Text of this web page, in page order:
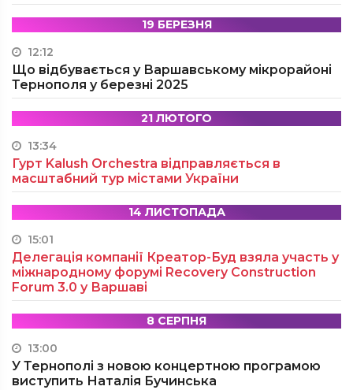
19 БЕРЕЗНЯ
12:12
Що відбувається у Варшавському мікрорайоні
Тернополя у березні 2025
21 ЛЮТОГО
13:34
Гурт Kalush Orchestra відправляється в
масштабний тур містами України
14 ЛИСТОПАДА
15:01
Делегація компанії Креатор-Буд взяла участь у
міжнародному форумі Recovery Construction
Forum 3.0 у Варшаві
8 СЕРПНЯ
13:00
У Тернополі з новою концертною програмою
виступить Наталія Бучинська